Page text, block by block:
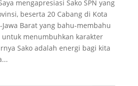
mengapresiasi Sako SPN yang
beserta 20 Cabang di Kota
Barat yang bahu-membahu
untuk menumbuhkan karakter
Sako adalah energi bagi kita